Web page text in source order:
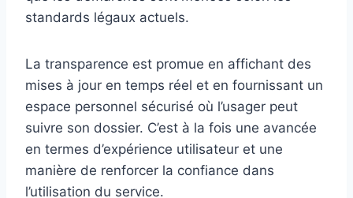
standards légaux actuels.
La transparence est promue en affichant des
mises à jour en temps réel et en fournissant un
espace personnel sécurisé où l’usager peut
suivre son dossier. C’est à la fois une avancée
en termes d’expérience utilisateur et une
manière de renforcer la confiance dans
l’utilisation du service.